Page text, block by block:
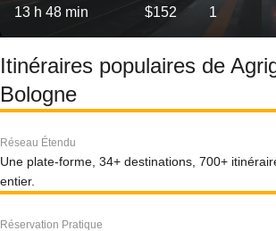
13 h 48 min $152 1
Itinéraires populaires de
Bologne
Réseau Étendu
Une plate-forme, 34+ destinations, 700+
entier.
Réservation Pratique